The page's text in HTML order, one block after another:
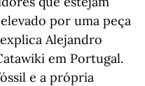
por uma peça
Alejandro
em Portugal.
e a própria